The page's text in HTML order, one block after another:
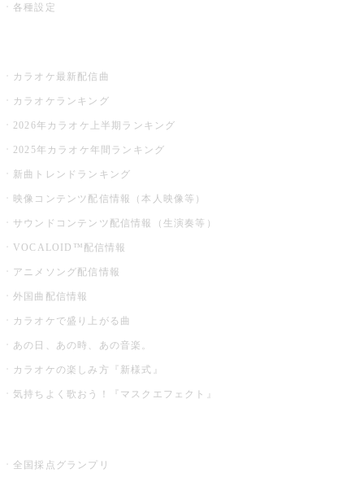
各種設定
カラオケ最新配信曲
カラオケランキング
2026年カラオケ上半期ランキング
2025年カラオケ年間ランキング
新曲トレンドランキング
映像コンテンツ配信情報（本人映像等）
サウンドコンテンツ配信情報（生演奏等）
VOCALOID™配信情報
アニメソング配信情報
外国曲配信情報
カラオケで盛り上がる曲
あの日、あの時、あの音楽。
カラオケの楽しみ方『新様式』
気持ちよく歌おう！『マスクエフェクト』
全国採点グランプリ